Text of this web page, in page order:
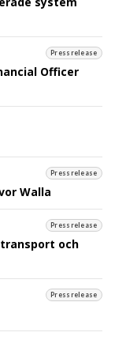
Pressrelease
Officer
Pressrelease
Walla
Pressrelease
och
Pressrelease